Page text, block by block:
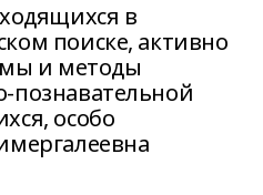
в
поиске, активно
и методы
познавательной
особо